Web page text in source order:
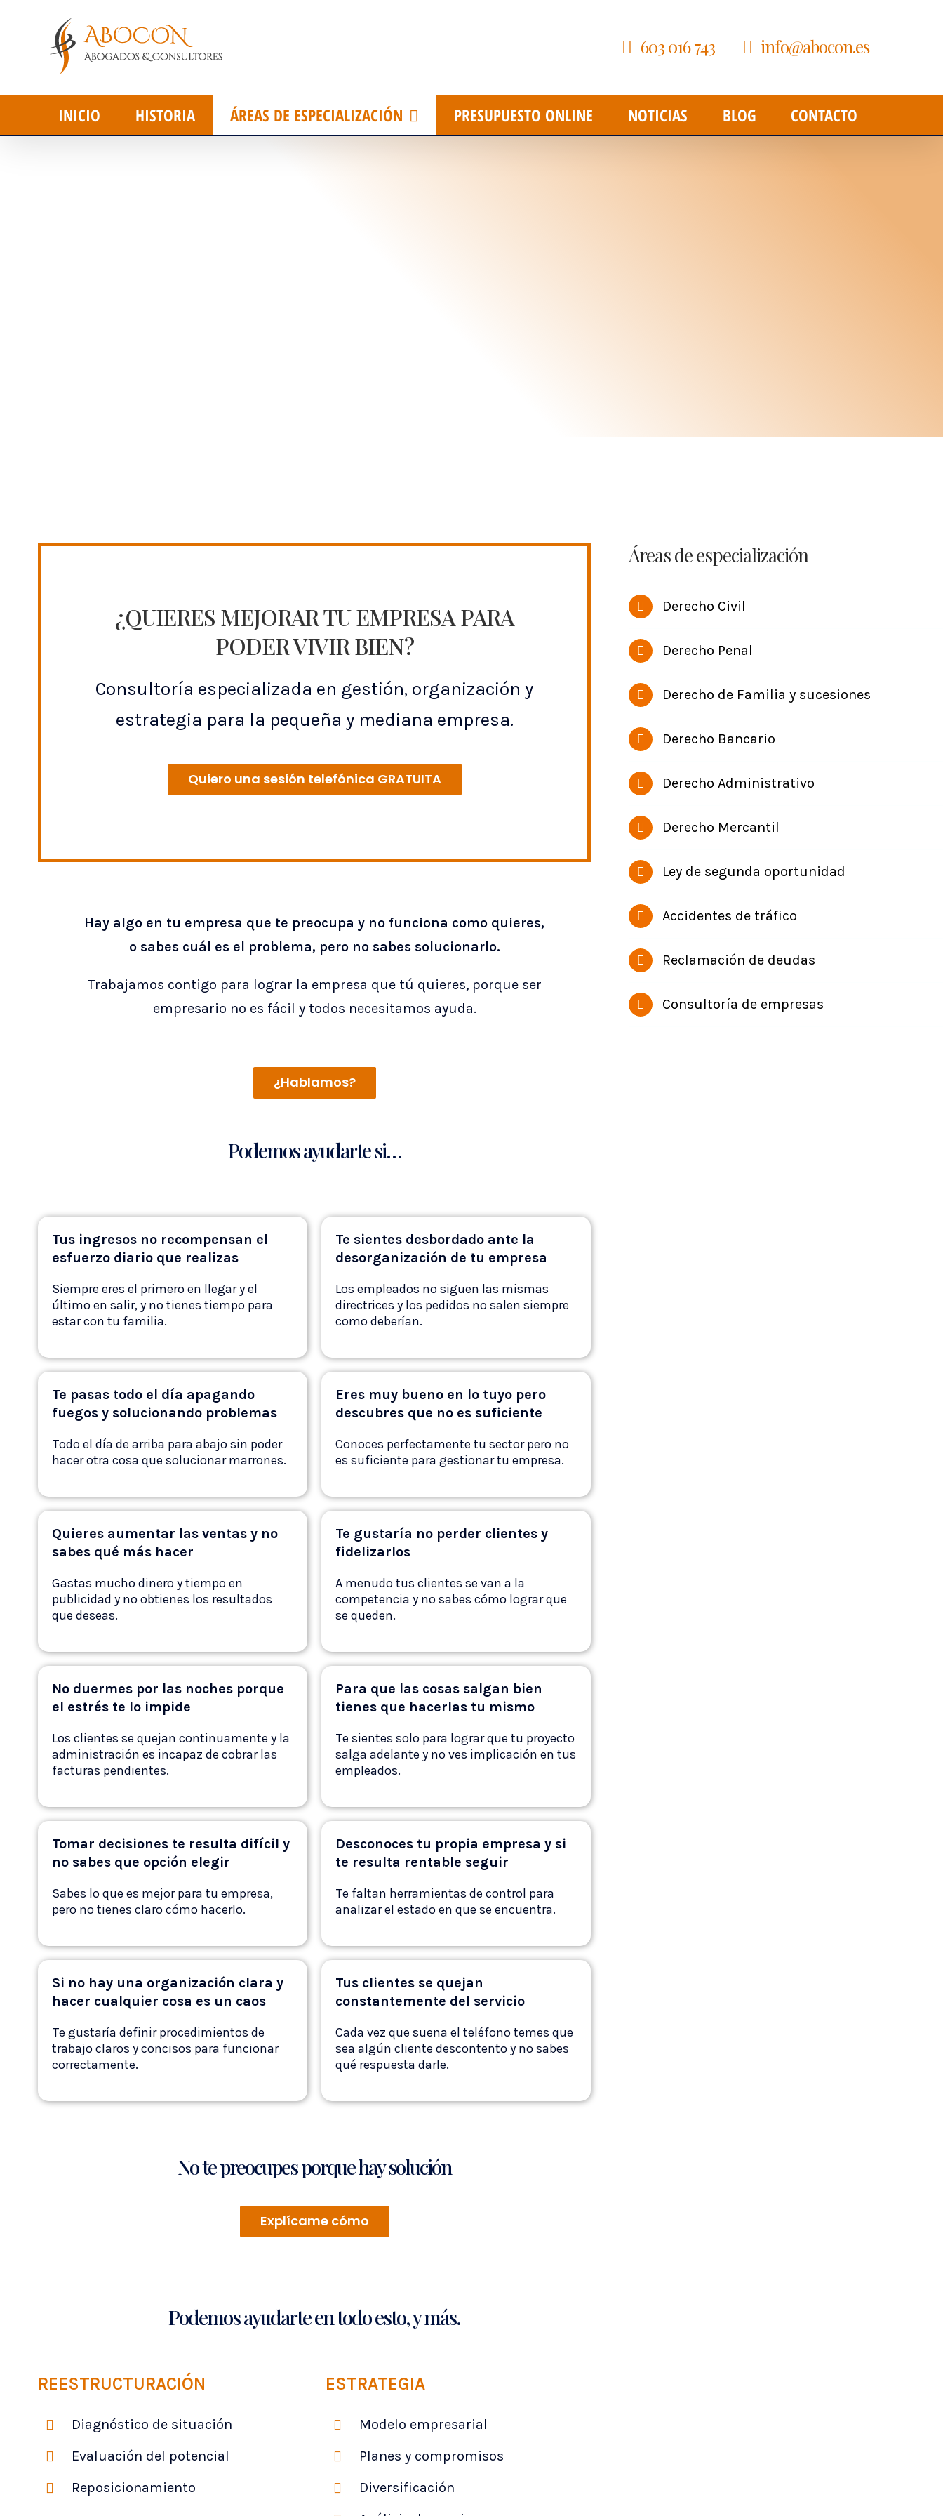
contenido
603 016 743 info@abocon.es
INICIO HISTORIA ÁREAS DE ESPECIALIZACIÓN PRESUPUESTO ONLINE NOTICIAS BLOG CONTACTO
¿QUIERES MEJORAR TU EMPRESA PARA
PODER VIVIR BIEN?
Consultoría especializada en gestión, organización y
estrategia para la pequeña y mediana empresa.
Quiero una sesión telefónica GRATUITA
Hay algo en tu empresa que te preocupa y no funciona como quieres,
o sabes cuál es el problema, pero no sabes solucionarlo.
Trabajamos contigo para lograr la empresa que tú quieres, porque ser
empresario no es fácil y todos necesitamos ayuda.
¿Hablamos?
Podemos ayudarte si…
Tus ingresos no recompensan el
esfuerzo diario que realizas
Siempre eres el primero en llegar y el
último en salir, y no tienes tiempo para
estar con tu familia.
Te sientes desbordado ante la
desorganización de tu empresa
Los empleados no siguen las mismas
directrices y los pedidos no salen siempre
como deberían.
Te pasas todo el día apagando
fuegos y solucionando problemas
Todo el día de arriba para abajo sin poder
hacer otra cosa que solucionar marrones.
Eres muy bueno en lo tuyo pero
descubres que no es suficiente
Conoces perfectamente tu sector pero no
es suficiente para gestionar tu empresa.
Quieres aumentar las ventas y no
sabes qué más hacer
Gastas mucho dinero y tiempo en
publicidad y no obtienes los resultados
que deseas.
Te gustaría no perder clientes y
fidelizarlos
A menudo tus clientes se van a la
competencia y no sabes cómo lograr que
se queden.
No duermes por las noches porque
el estrés te lo impide
Los clientes se quejan continuamente y la
administración es incapaz de cobrar las
facturas pendientes.
Para que las cosas salgan bien
tienes que hacerlas tu mismo
Te sientes solo para lograr que tu proyecto
salga adelante y no ves implicación en tus
empleados.
Tomar decisiones te resulta difícil y
no sabes que opción elegir
Sabes lo que es mejor para tu empresa,
pero no tienes claro cómo hacerlo.
Desconoces tu propia empresa y si
te resulta rentable seguir
Te faltan herramientas de control para
analizar el estado en que se encuentra.
Si no hay una organización clara y
hacer cualquier cosa es un caos
Te gustaría definir procedimientos de
trabajo claros y concisos para funcionar
correctamente.
Tus clientes se quejan
constantemente del servicio
Cada vez que suena el teléfono temes que
sea algún cliente descontento y no sabes
qué respuesta darle.
No te preocupes porque hay solución
Explícame cómo
Podemos ayudarte en todo esto, y más.
REESTRUCTURACIÓN
Diagnóstico de situación
Evaluación del potencial
Reposicionamiento
ESTRATEGIA
Modelo empresarial
Planes y compromisos
Diversificación
Áreas de especialización
Derecho Civil
Derecho Penal
Derecho de Familia y sucesiones
Derecho Bancario
Derecho Administrativo
Derecho Mercantil
Ley de segunda oportunidad
Accidentes de tráfico
Reclamación de deudas
Consultoría de empresas